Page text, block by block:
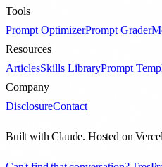
Tools
Prompt OptimizerPrompt Grader
Resources
ArticlesSkills LibraryPrompt
Company
DisclosureContact
Built with Claude. Hosted on